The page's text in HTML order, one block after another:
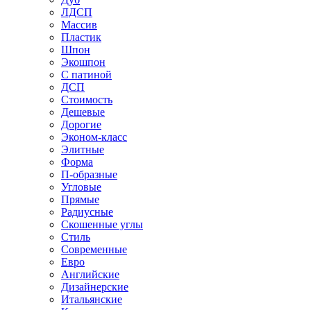
ЛДСП
Массив
Пластик
Шпон
Экошпон
С патиной
ДСП
Стоимость
Дешевые
Дорогие
Эконом-класс
Элитные
Форма
П-образные
Угловые
Прямые
Радиусные
Скошенные углы
Стиль
Современные
Евро
Английские
Дизайнерские
Итальянские